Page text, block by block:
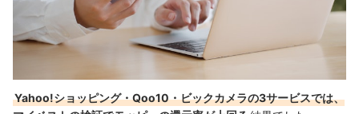
Yahoo!ショッピング・Qoo10・ビックカメラの3サービスでは、